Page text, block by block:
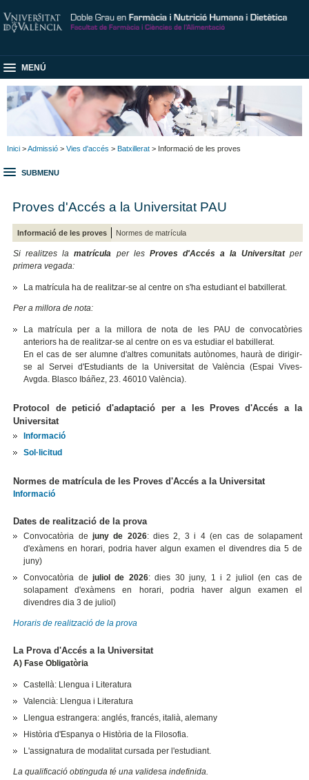
MENÚ
Inici >Admissió > Vies d'accés > Batxillerat > Informació de les proves
SUBMENU
Proves d'Accés a la Universitat PAU
Informació de les proves Normes de matrícula
Si realitzes lamatrícula per les Proves d'Accés a la Universitatper
primera vegada:
La matrícula ha de realitzar-se al centre on s'ha estudiant el batxillerat.
Per a millora de nota:
La matrícula per a la millora de nota de les PAU de convocatòries
anteriors ha de realitzar-se al centre on es va estudiar el batxillerat.
En el cas de ser alumne d'altres comunitats autònomes, haurà de dirigir-
se al Servei d'Estudiants de la Universitat de València (Espai Vives-
Avgda. Blasco Ibáñez, 23. 46010 València).
Protocol de petició d'adaptació per a les Proves d'Accés a la
Universitat
Informació
Sol·licitud
Normes de matrícula de les Proves d'Accés a la Universitat
Informació
Dates de realització de la prova
Convocatòria de juny de 2026: dies 2, 3 i 4 (en cas de solapament
d'exàmens en horari, podria haver algun examen el divendres dia 5 de
juny)
Convocatòria dejuliol de 2026: dies 30 juny, 1 i 2 juliol (en cas de
solapament d'exàmens en horari, podria haver algun examen el
divendres dia 3 de juliol)
Horaris de realització de la prova
La Prova d'Accés a la Universitat
A) Fase Obligatòria
Castellà: Llengua i Literatura
Valencià: Llengua i Literatura
Llengua estrangera: anglés, francés, italià, alemany
Història d'Espanya o Història de la Filosofia.
L'assignatura de modalitat cursada per l'estudiant.
La qualificació obtinguda té una validesa indefinida.